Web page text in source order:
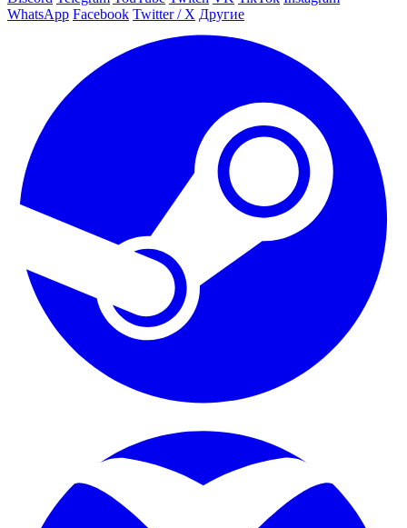
WhatsApp Facebook Twitter / X Другие